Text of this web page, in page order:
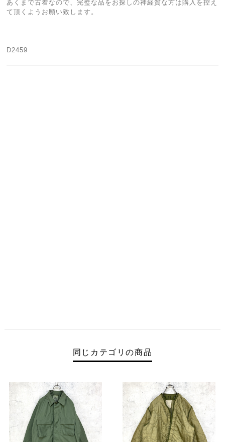
あくまで古着なので、完璧な品をお探しの神経質な方は購入を控え
て頂くようお願い致します。
D2459
同じカテゴリの商品